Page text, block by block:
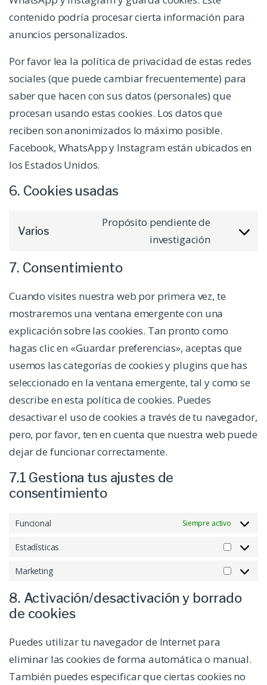
contenido podría procesar cierta información para
anuncios personalizados.
Por favor lea la política de privacidad de estas redes
sociales (que puede cambiar frecuentemente) para
saber que hacen con sus datos (personales) que
procesan usando estas cookies. Los datos que
reciben son anonimizados lo máximo posible.
Facebook, WhatsApp y Instagram están ubicados en
los Estados Unidos.
6. Cookies usadas
Varios
Propósito pendiente de
investigación
Consent to
7. Consentimiento
Cuando visites nuestra web por primera vez, te
mostraremos una ventana emergente con una
explicación sobre las cookies. Tan pronto como
hagas clic en «Guardar preferencias», aceptas que
usemos las categorías de cookies y plugins que has
seleccionado en la ventana emergente, tal y como se
describe en esta política de cookies. Puedes
desactivar el uso de cookies a través de tu navegador,
pero, por favor, ten en cuenta que nuestra web puede
dejar de funcionar correctamente.
7.1 Gestiona tus ajustes de
consentimiento
Funcional Siempre activo
Estadísticas
Marketing
8. Activación/desactivación y borrado
de cookies
Puedes utilizar tu navegador de Internet para
eliminar las cookies de forma automática o manual.
También puedes especificar que ciertas cookies no